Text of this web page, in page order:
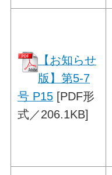
【お知らせ
版】第5-7
号 P15 [PDF形
式／206.1KB]